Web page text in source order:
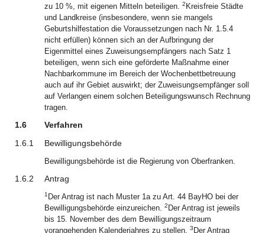
zu 10 %, mit eigenen Mitteln beteiligen. 2 Kreisfreie Städte
und Landkreise (insbesondere, wenn sie mangels
Geburtshilfestation die Voraussetzungen nach Nr. 1.5.4
nicht erfüllen) können sich an der Aufbringung der
Eigenmittel eines Zuweisungsempfängers nach Satz 1
beteiligen, wenn sich eine geförderte Maßnahme einer
Nachbarkommune im Bereich der Wochenbettbetreuung
auch auf ihr Gebiet auswirkt; der Zuweisungsempfänger soll
auf Verlangen einem solchen Beteiligungswunsch Rechnung
tragen.
1.6
Verfahren
1.6.1
Bewilligungsbehörde
Bewilligungsbehörde ist die Regierung von Oberfranken.
1.6.2 Antrag
1 Der Antrag ist nach Muster 1a zu Art. 44 BayHO bei der
Bewilligungsbehörde einzureichen. 2 Der Antrag ist jeweils
bis 15. November des dem Bewilligungszeitraum
vorangehenden Kalenderjahres zu stellen. 3 Der Antrag